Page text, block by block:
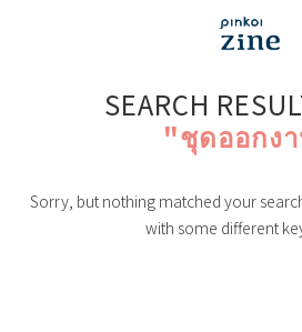
SEARCH
"ชุดออกง
Sorry, but nothing matched your
with some different